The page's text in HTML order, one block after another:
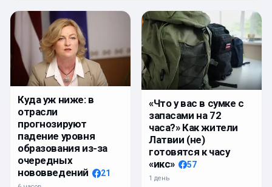
Куда уж ниже: в
отрасли
прогнозируют
падение уровня
образования из-за
очередных
нововведений
21
«Что у вас в сумке с
запасами на 72
часа?» Как жители
Латвии (не)
готовятся к часу
«икс»
57
1 день